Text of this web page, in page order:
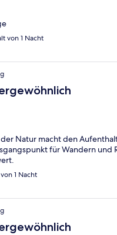
von 1 Nacht
Natur macht den
für Wandern und
1 Nacht